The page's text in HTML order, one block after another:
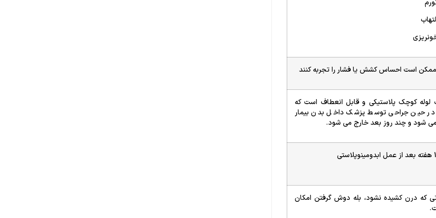
ممکن است احساس کشش یا فشار را تجربه کنند
کوچک پلاستیکی و قابل انعطاف است که
در حین جراحی توسط پزشک داخل بدن بیمار
شود و چند روز بعد خارج می شود.
که درن کشیده نشود، بله دوش گرفتن امکان